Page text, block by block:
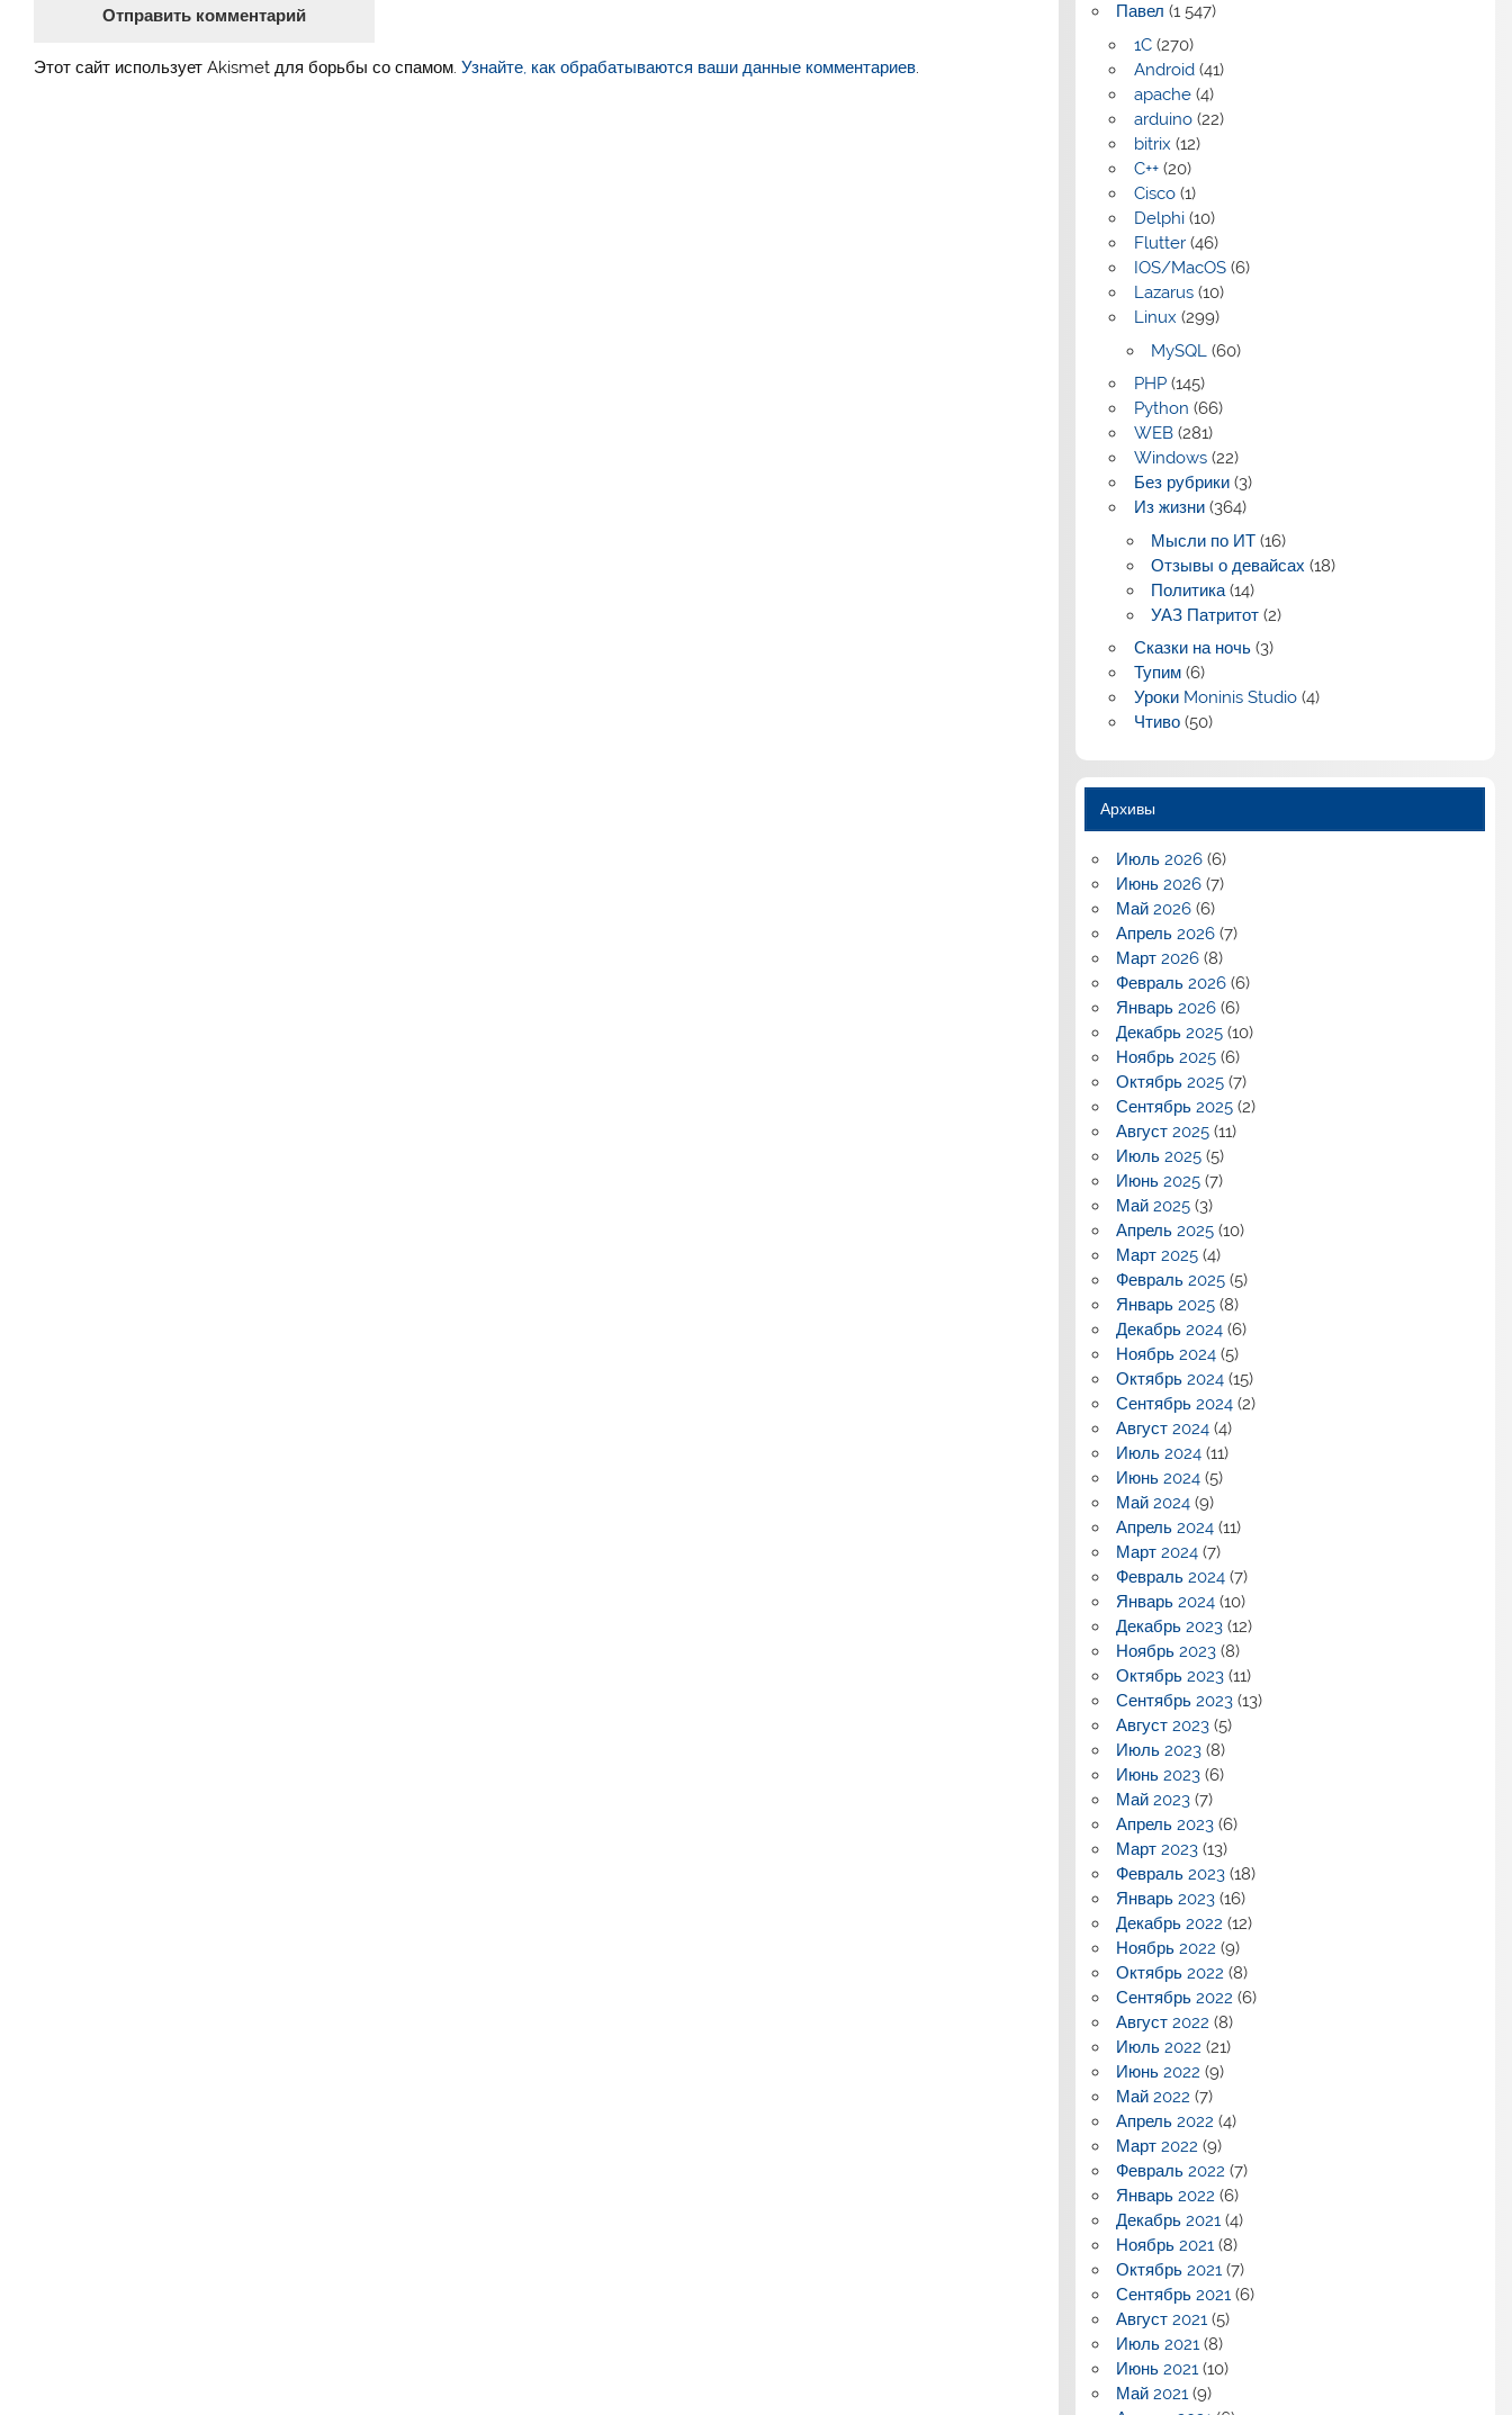
Этот сайт использует Akismet для борьбы со спамом.Узнайте, как обрабатываются ваши данные комментариев.
Павел (1 547)
1C(270)
Android(41)
apache(4)
arduino(22)
bitrix (12)
C++(20)
Cisco(1)
Delphi(10)
Flutter(46)
IOS/MacOS(6)
Lazarus(10)
Linux (299)
MySQL(60)
PHP(145)
Python (66)
WEB(281)
Windows(22)
Без рубрики(3)
Из жизни(364)
Мысли по ИТ(16)
Отзывы о девайсах (18)
Политика(14)
УАЗ Патритот(2)
Сказки на ночь(3)
Тупим(6)
Уроки Moninis Studio(4)
Чтиво(50)
Архивы
Июль 2026 (6)
Июнь 2026 (7)
Май 2026 (6)
Апрель 2026 (7)
Март 2026 (8)
Февраль 2026 (6)
Январь 2026 (6)
Декабрь 2025 (10)
Ноябрь 2025 (6)
Октябрь 2025 (7)
Сентябрь 2025 (2)
Август 2025 (11)
Июль 2025 (5)
Июнь 2025 (7)
Май 2025 (3)
Апрель 2025 (10)
Март 2025 (4)
Февраль 2025 (5)
Январь 2025 (8)
Декабрь 2024 (6)
Ноябрь 2024 (5)
Октябрь 2024 (15)
Сентябрь 2024 (2)
Август 2024 (4)
Июль 2024 (11)
Июнь 2024 (5)
Май 2024 (9)
Апрель 2024 (11)
Март 2024 (7)
Февраль 2024 (7)
Январь 2024 (10)
Декабрь 2023 (12)
Ноябрь 2023 (8)
Октябрь 2023 (11)
Сентябрь 2023 (13)
Август 2023 (5)
Июль 2023 (8)
Июнь 2023 (6)
Май 2023 (7)
Апрель 2023 (6)
Март 2023 (13)
Февраль 2023 (18)
Январь 2023 (16)
Декабрь 2022 (12)
Ноябрь 2022 (9)
Октябрь 2022 (8)
Сентябрь 2022 (6)
Август 2022 (8)
Июль 2022 (21)
Июнь 2022 (9)
Май 2022 (7)
Апрель 2022 (4)
Март 2022 (9)
Февраль 2022 (7)
Январь 2022 (6)
Декабрь 2021 (4)
Ноябрь 2021 (8)
Октябрь 2021 (7)
Сентябрь 2021 (6)
Август 2021 (5)
Июль 2021 (8)
Июнь 2021 (10)
Май 2021 (9)